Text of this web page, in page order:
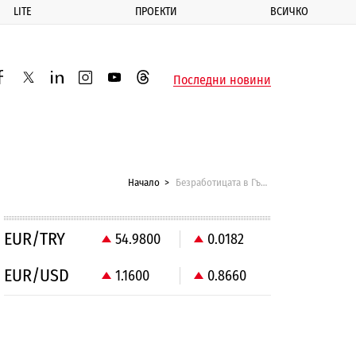
LITE ПРОЕКТИ ВСИЧКО
twitterlinkedininstagram
youtubethreadsПоследни новини
Начало Безработицата в Гърция удари 23,6%
EUR/TRY 54.9800 0.0182
EUR/USD 1.1600 0.8660